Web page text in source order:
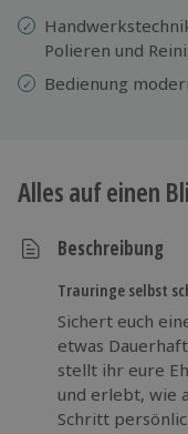
Polieren und
Bedienung
Alles auf einen
Beschreibung
Trauringe selbst
Sichert euch
etwas
stellt ihr eure
und erlebt, wie
Schritt